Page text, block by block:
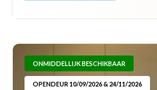
ONMIDDELLIJK BESCHIKBAAR
OPENDEUR 10/09/2026 & 24/11/2026